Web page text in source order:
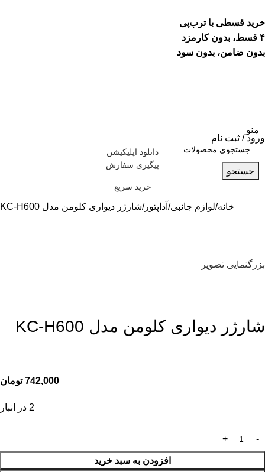
خرید قسطی با ترب‌پی
۴ قسط، بدون کارمزد
بدون ضامن، بدون سود
ورود / ثبت نام
دانلود اپلیکیشن
پیگیری سفارش
منو
جستجو
خرید سریع
خانه لوازم جانبی آداپتور شارژر دیواری کلومن مدل KC-H600
بزرگنمایی تصویر
شارژر دیواری کلومن مدل KC-H600
742,000 تومان
2 در انبار
افزودن به سبد خرید